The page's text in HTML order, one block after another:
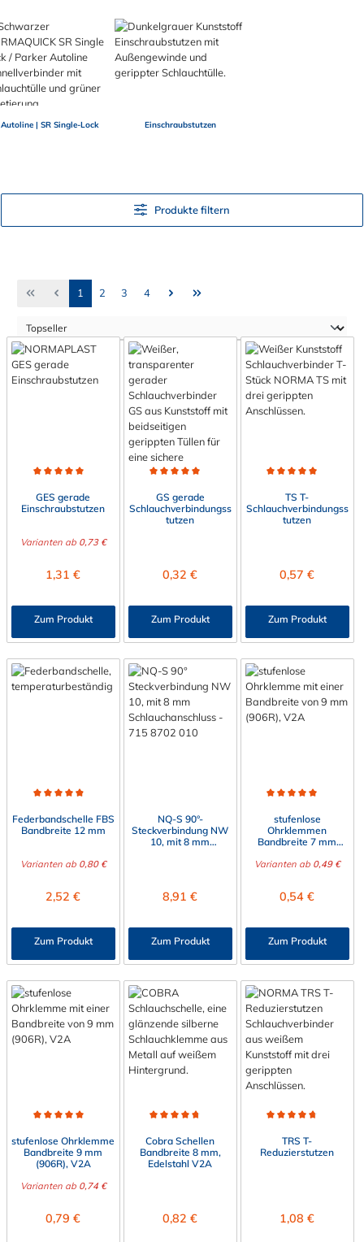
Autoline | SR Single-Lock Einschraubstutzen
Produkte filtern
Seite
1 Seite
2 Seite
3 Seite
4
GES gerade
Einschraubstutzen
Varianten ab0,73 €
Regulärer Preis:
1,31 €
Zum Produkt
GS gerade
Schlauchverbindungss
tutzen
Regulärer Preis:
0,32 €
Zum Produkt
TS T-
Schlauchverbindungss
tutzen
Regulärer Preis:
0,57 €
Zum Produkt
Federbandschelle FBS
Bandbreite 12 mm
Varianten ab0,80 €
Regulärer Preis:
2,52 €
Zum Produkt
NQ-S 90°-
Steckverbindung NW
10, mit 8 mm
Regulärer Preis:
8,91 €
Zum Produkt
stufenlose
Ohrklemmen
Bandbreite 7 mm
Varianten ab0,49 €
Regulärer Preis:
0,54 €
Zum Produkt
stufenlose Ohrklemme
Bandbreite 9 mm
(906R), V2A
Varianten ab0,74 €
Regulärer Preis:
0,79 €
Cobra Schellen
Bandbreite 8 mm,
Edelstahl V2A
Regulärer Preis:
0,82 €
TRS T-
Reduzierstutzen
Regulärer Preis:
1,08 €